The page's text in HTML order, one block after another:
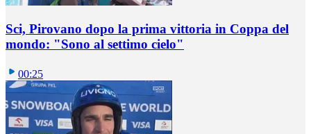
Sci, Pirovano dopo la prima vittoria in Coppa del
mondo: "Sono al settimo cielo"
00:25